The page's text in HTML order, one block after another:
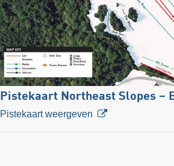
Pistekaart Northeast Slopes –
Pistekaart weergeven